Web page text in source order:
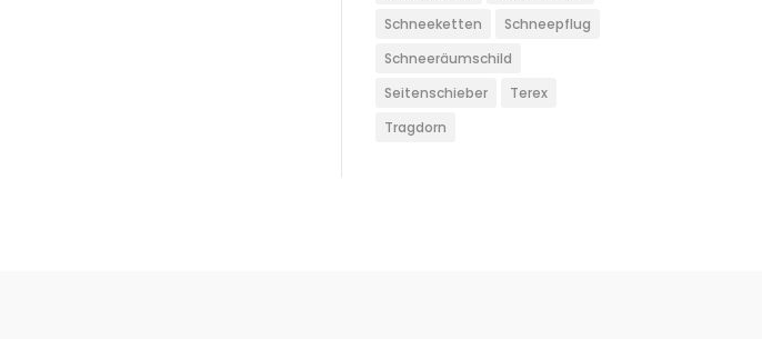
Schneeketten
Schneepflug
Schneeräumschild
Seitenschieber
Terex
Tragdorn